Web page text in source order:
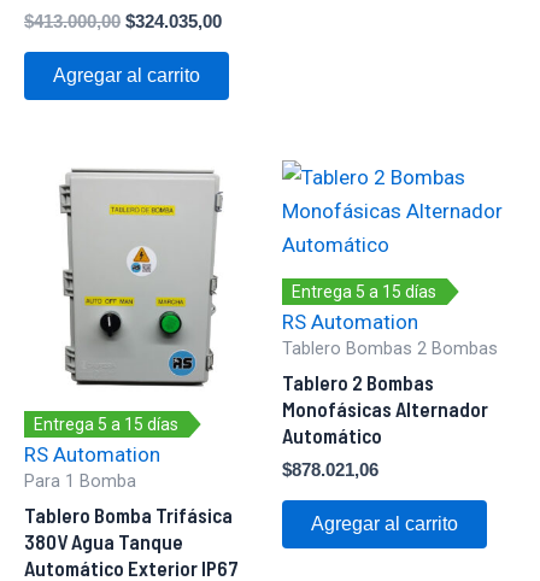
$413.000,00 $324.035,00
Agregar al carrito
Entrega 5 a 15 días
RS Automation
Para 1 Bomba
Tablero Bomba Trifásica
380V Agua Tanque
Automático Exterior IP67
Entrega 5 a 15 días
RS Automation
Tablero Bombas 2 Bombas
Tablero 2 Bombas
Monofásicas Alternador
Automático
$878.021,06
Agregar al carrito